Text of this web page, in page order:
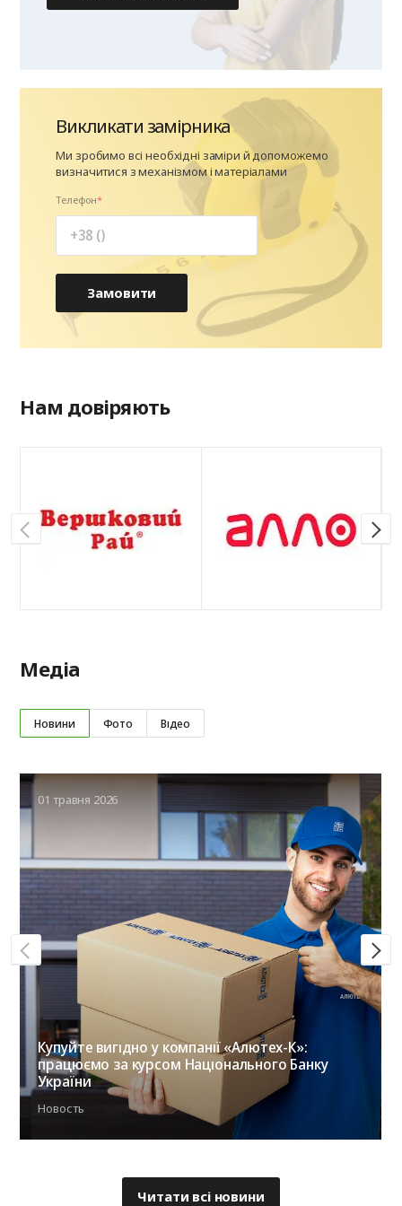
Викликати замірника
Ми зробимо всі необхідні заміри й допоможемо
визначитися з механізмом і матеріалами
Телефон
Замовити
Нам довіряють
Медіа
Новини Фото Відео
01 травня 2026
Купуйте вигідно у компанії «Алютех-К»:
працюємо за курсом Національного Банку
України
Новость
Читати всі новини